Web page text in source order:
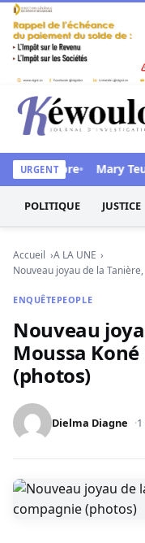
Aller au contenu
Kéwoulo, le premier
URGENT
chambre Mary
POLITIQUE JUSTICE
Accueil
A LA UNE
Nouveau joyau de la
ENQUÊTEPEOPLE
Nouveau
Moussa
(photos)
Dielma Diagne